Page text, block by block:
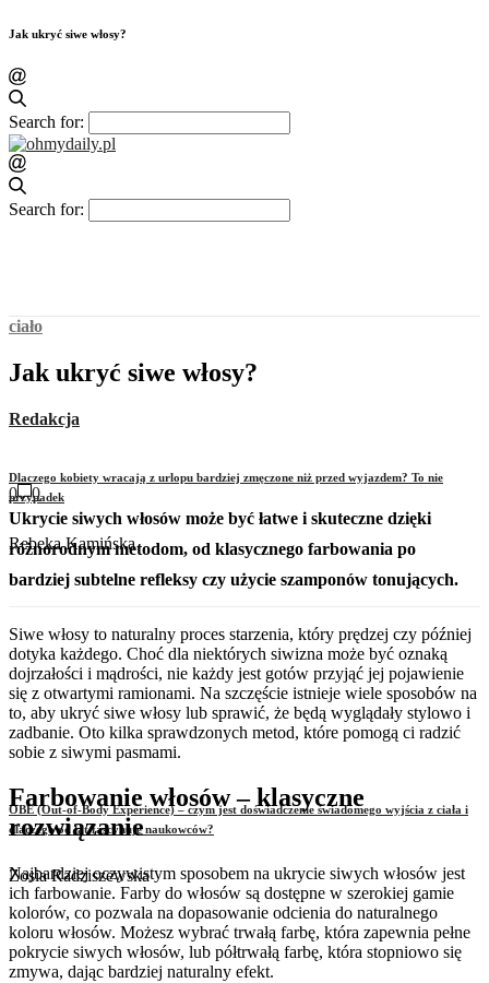
Jak ukryć siwe włosy?
Search for:
Search for:
Dlaczego kobiety wracają z urlopu bardziej zmęczone niż przed wyjazdem? To nie
przypadek
Rebeka Kamińska
OBE (Out-of-Body Experience) – czym jest doświadczenie świadomego wyjścia z ciała i
dlaczego od lat fascynuje naukowców?
Zosia Radziszewska
ciało
Jak ukryć siwe włosy?
Redakcja
0
0
Ukrycie siwych włosów może być łatwe i skuteczne dzięki
różnorodnym metodom, od klasycznego farbowania po
bardziej subtelne refleksy czy użycie szamponów tonujących.
Siwe włosy to naturalny proces starzenia, który prędzej czy później
dotyka każdego. Choć dla niektórych siwizna może być oznaką
dojrzałości i mądrości, nie każdy jest gotów przyjąć jej pojawienie
się z otwartymi ramionami. Na szczęście istnieje wiele sposobów na
to, aby ukryć siwe włosy lub sprawić, że będą wyglądały stylowo i
zadbanie. Oto kilka sprawdzonych metod, które pomogą ci radzić
sobie z siwymi pasmami.
Farbowanie włosów – klasyczne
rozwiązanie
Najbardziej oczywistym sposobem na ukrycie siwych włosów jest
ich farbowanie. Farby do włosów są dostępne w szerokiej gamie
kolorów, co pozwala na dopasowanie odcienia do naturalnego
koloru włosów. Możesz wybrać trwałą farbę, która zapewnia pełne
pokrycie siwych włosów, lub półtrwałą farbę, która stopniowo się
zmywa, dając bardziej naturalny efekt.